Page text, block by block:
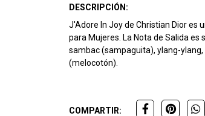
DESCRIPCIÓN:
J'Adore In Joy de Christian Dior es
para Mujeres. La Nota de Salida es
sambac (sampaguita), ylang-
(melocotón).
COMPARTIR: